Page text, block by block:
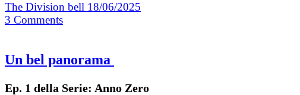
The Division bell 18/06/2025
3 Comments
Un bel panorama
Ep. 1 della Serie: Anno Zero